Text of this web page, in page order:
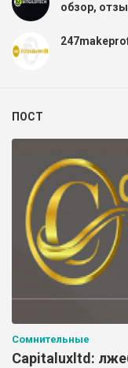
обзор,
ПОСТ
Сомнительные
Capitaluxltd: